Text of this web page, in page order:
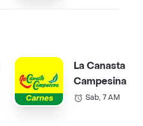
La Canasta
Campesina
Sab, 7 AM